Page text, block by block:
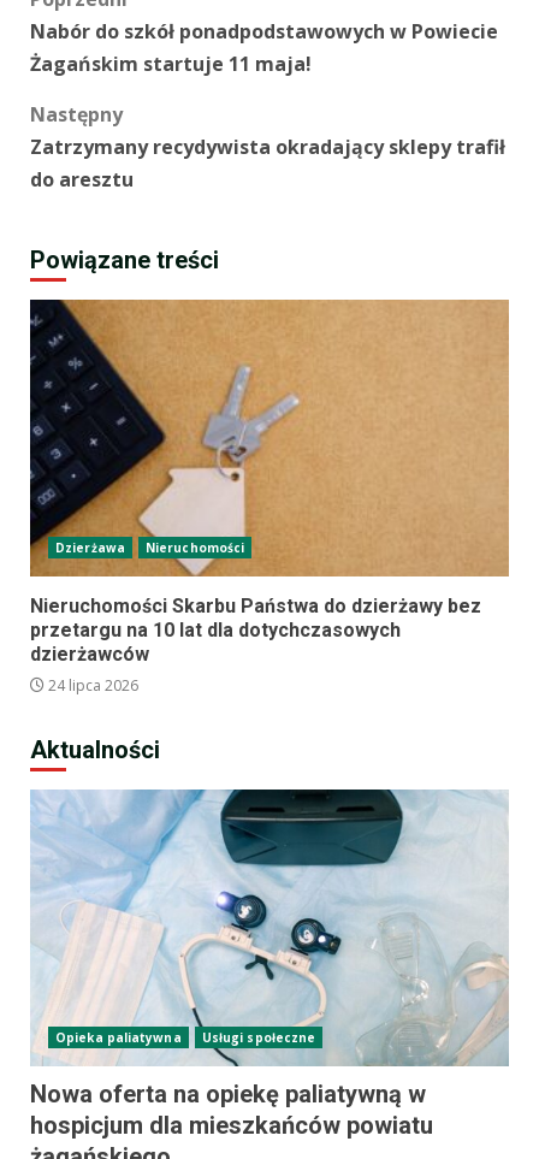
wpisy
Nabór do szkół ponadpodstawowych w Powiecie
Żagańskim startuje 11 maja!
Następny
Zatrzymany recydywista okradający sklepy trafił
do aresztu
Powiązane treści
Dzierżawa Nieruchomości
Nieruchomości Skarbu Państwa do dzierżawy bez
przetargu na 10 lat dla dotychczasowych
dzierżawców
24 lipca 2026
Aktualności
Opieka paliatywna Usługi społeczne
Nowa oferta na opiekę paliatywną w
hospicjum dla mieszkańców powiatu